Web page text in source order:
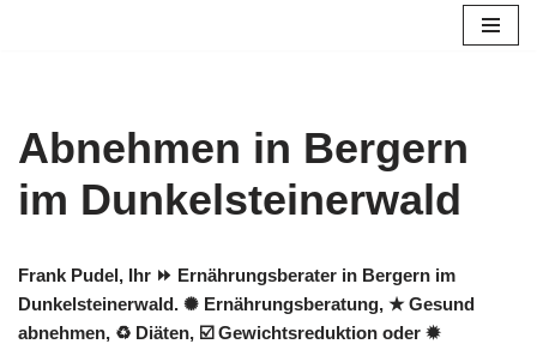
Abnehmen in Bergern
im Dunkelsteinerwald
Frank Pudel, Ihr ⏩ Ernährungsberater in Bergern im
Dunkelsteinerwald. ✺ Ernährungsberatung, ★ Gesund
abnehmen, ♻ Diäten, ☑️ Gewichtsreduktion oder ✹